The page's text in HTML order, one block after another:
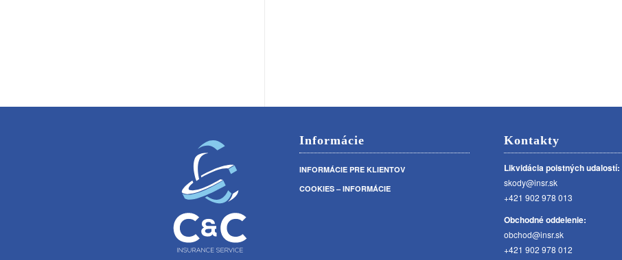
Informácie
INFORMÁCIE PRE KLIENTOV
COOKIES – INFORMÁCIE
Kontakty
Likvidácia poistných udalostí:
skody@insr.sk
+421 902 978 013
Obchodné oddelenie:
obchod@insr.sk
+421 902 978 012